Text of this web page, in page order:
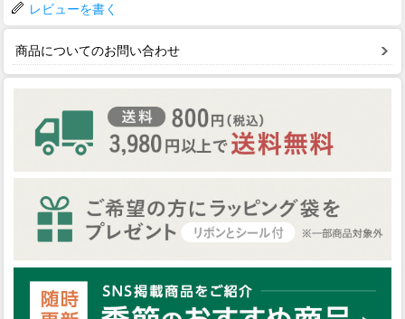
レビューを書く
商品についてのお問い合わせ